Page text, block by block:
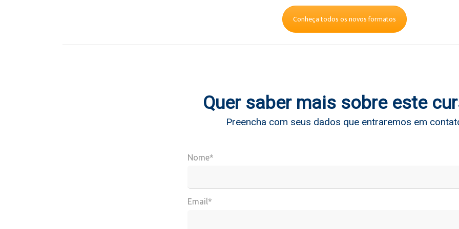
Conheça todos os novos formatos
Quer saber mais sobre este
Preencha com seus dados que entraremos em
Nome*
Email*